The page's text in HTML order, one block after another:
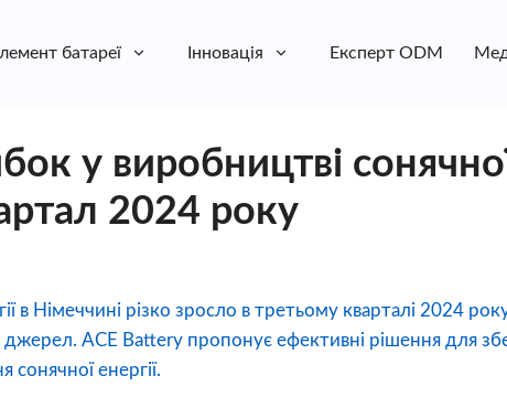
батареї Інновація Експерт ODM
у виробництві сонячної
2024 року
в Німеччині різко зросло в третьому кварталі 2024
ACE Battery пропонує ефективні рішення для
енергії.